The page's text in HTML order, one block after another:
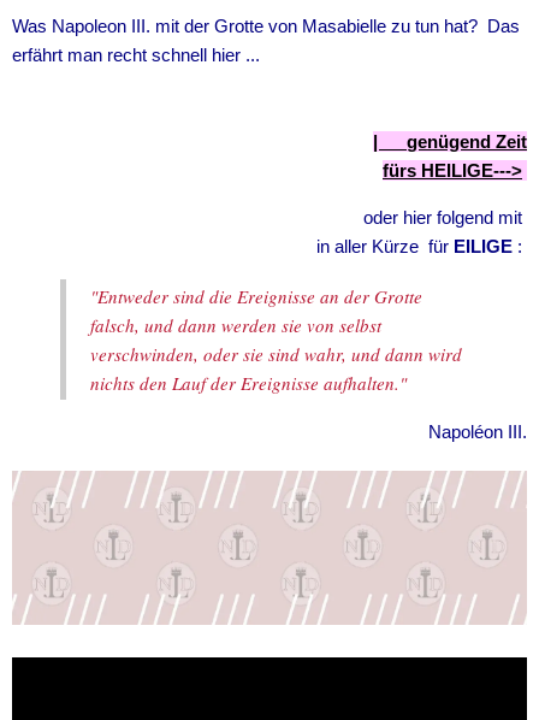
Was Napoleon III. mit der Grotte von Masabielle zu tun hat? Das
erfährt man recht schnell hier ...
| genügend Zeit
fürs HEILIGE--->
oder hier folgend mit
in aller Kürze für EILIGE :
"Entweder sind die Ereignisse an der Grotte
falsch, und dann werden sie von selbst
verschwinden, oder sie sind wahr, und dann wird
nichts den Lauf der Ereignisse aufhalten."
Napoléon III.